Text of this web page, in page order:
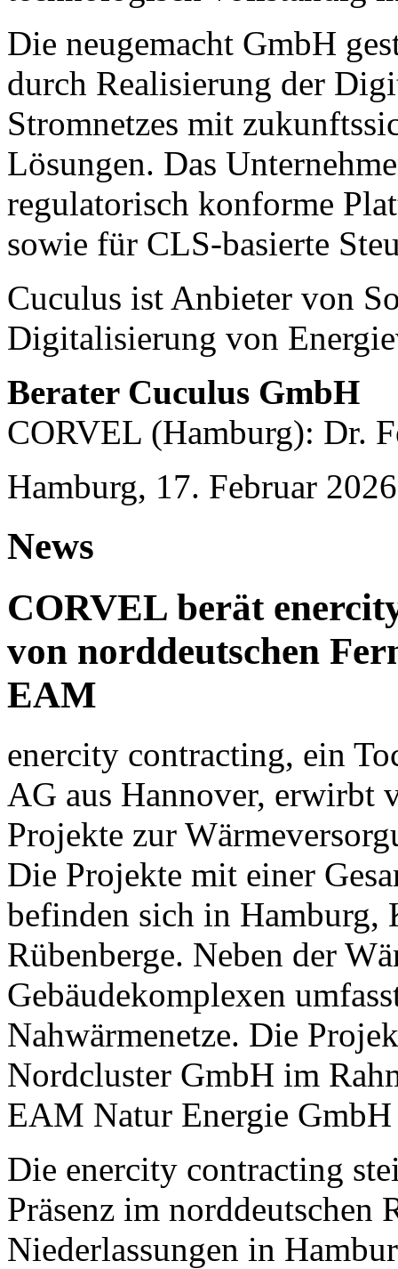
Die neugemacht GmbH
durch Realisierung der
Stromnetzes mit
Lösungen. Das
regulatorisch konforme
sowie für CLS-basierte
Cuculus ist Anbieter von
Digitalisierung von
Berater Cuculus GmbH
CORVEL (Hamburg): Dr.
Hamburg, 17. Februar 2026
News
CORVEL berät
von norddeutschen
EAM
enercity contracting, ein
AG aus Hannover, erwirbt
Projekte zur
Die Projekte mit einer
befinden sich in Hamburg,
Rübenberge. Neben der
Gebäudekomplexen
Nahwärmenetze. Die
Nordcluster GmbH im
EAM Natur Energie
Die enercity contracting
Präsenz im norddeutschen
Niederlassungen in